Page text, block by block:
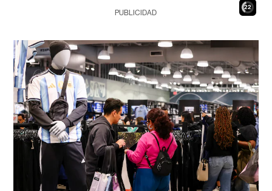
21
PUBLICIDAD